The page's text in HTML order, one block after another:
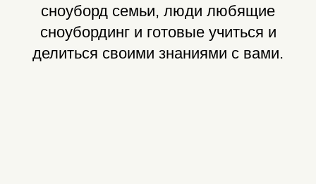
сноуборд семьи, люди любящие
сноубординг и готовые учиться и
делиться своими знаниями с вами.